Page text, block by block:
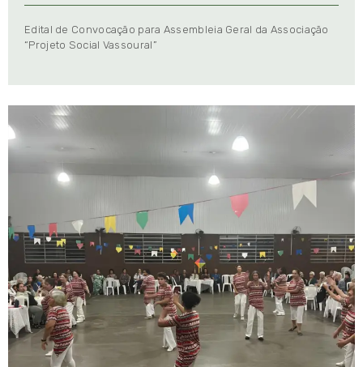
Edital de Convocação para Assembleia Geral da Associação
“Projeto Social Vassoural”